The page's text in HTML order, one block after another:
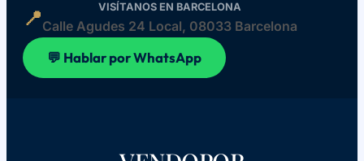
📍 VISÍTANOS EN BARCELONA
Calle Agudes 24 Local, 08033 Barcelona
💬 Hablar por WhatsApp